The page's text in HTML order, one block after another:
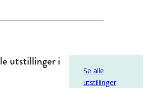
utstillinger i
Se alle
utstillinger